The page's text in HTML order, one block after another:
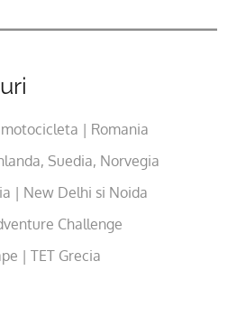
| Romania
Suedia, Norvegia
| New Delhi si Noida
Challenge
| TET Grecia